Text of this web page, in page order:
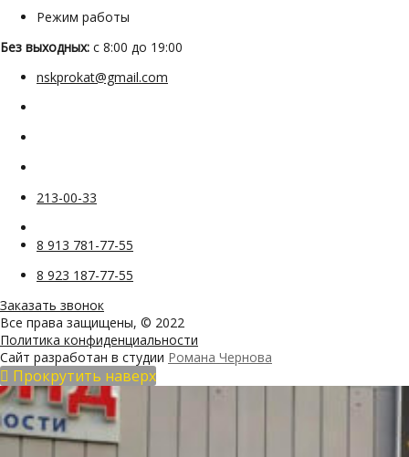
Режим работы
Без выходных: с 8:00 до 19:00
nskprokat@gmail.com
213-00-33
8 913 781-77-55
8 923 187-77-55
Заказать звонок
Все права защищены, © 2022
Политика конфиденциальности
Сайт разработан в студии Романа Чернова
Прокрутить наверх